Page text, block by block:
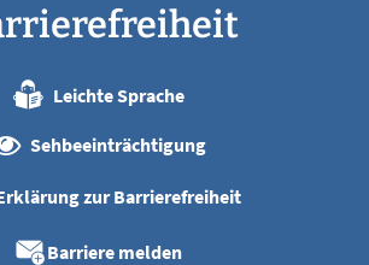
Leichte Sprache
Sehbeeinträchtigung
zur Barrierefreiheit
Barriere melden